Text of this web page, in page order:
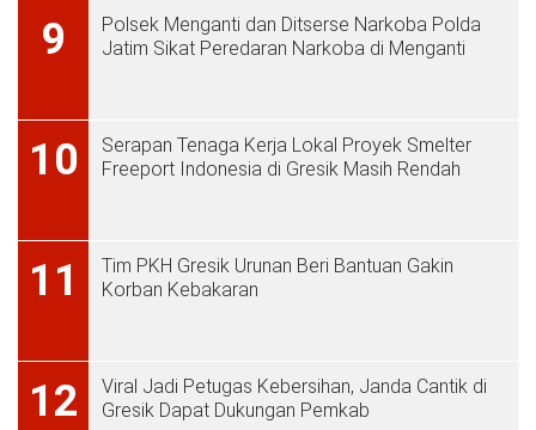
9
Polsek Menganti dan Ditserse Narkoba Polda
Jatim Sikat Peredaran Narkoba di Menganti
10
Serapan Tenaga Kerja Lokal Proyek Smelter
Freeport Indonesia di Gresik Masih Rendah
11
Tim PKH Gresik Urunan Beri Bantuan Gakin
Korban Kebakaran
12
Viral Jadi Petugas Kebersihan, Janda Cantik di
Gresik Dapat Dukungan Pemkab